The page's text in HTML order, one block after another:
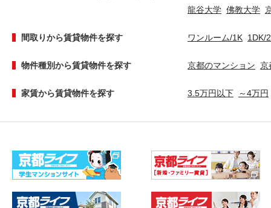
龍谷大学 佛教大学
間取りから賃貸物件を探す ワンルーム/1K 1DK/
物件種別から賃貸物件を探す 京都のマンション 京
家賃から賃貸物件を探す 3.5万円以下 ～4万円